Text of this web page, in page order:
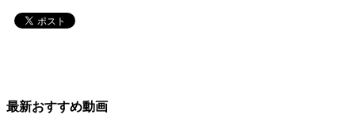
最新おすすめ動画